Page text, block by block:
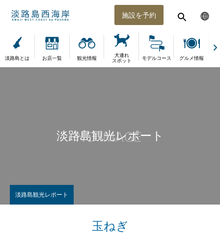
施設を予約
淡路島とは お店一覧 観光情報
犬連れ
スポット
モデルコース グルメ情報
淡路島観光レポート
淡路島観光レポート
玉ねぎ